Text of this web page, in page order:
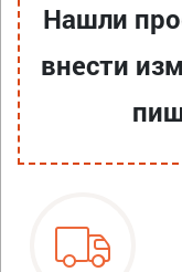
Нашли
внести